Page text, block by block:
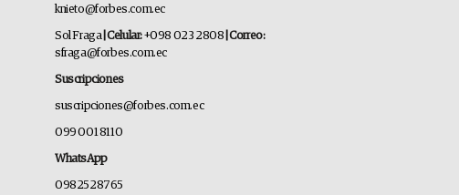
knieto@forbes.com.ec
Sol Fraga| Celular:+098 023 2808 | Correo:
sfraga@forbes.com.ec
Suscripciones
suscripciones@forbes.com.ec
099 001 8110
WhatsApp
0982528765